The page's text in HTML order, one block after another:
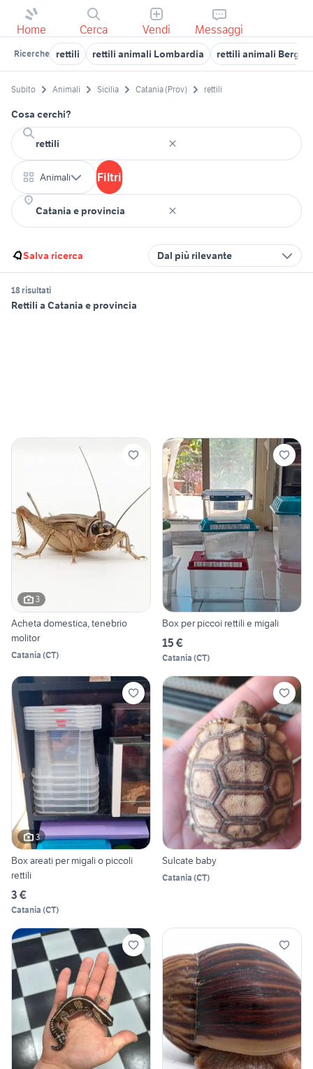
Home Cerca Vendi Messaggi
Ricerche rettili rettili animali Lombardia rettili animali
Subito Animali Sicilia Catania (Prov) rettili
Cosa cerchi?
Animali Filtri
Salva ricerca Dal più rilevante
18 risultati
Rettili a Catania e provincia
3
Acheta domestica, tenebrio
molitor
Catania (CT)
Box per piccoi rettili e migali
15 €
Catania (CT)
3
Box areati per migali o piccoli
rettili
3 €
Catania (CT)
Sulcate baby
Catania (CT)